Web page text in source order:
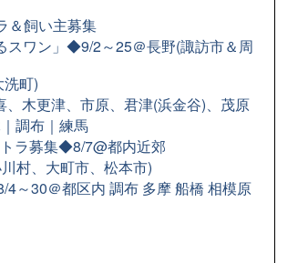
＆飼い主募集
スワン」◆9/2～25＠長野(諏訪市＆周
町)
木更津、市原、君津(浜金谷)、茂原
調布｜練馬
ラ募集◆8/7@都内近郊
村、大町市、松本市)
～30＠都区内 調布 多摩 船橋 相模原